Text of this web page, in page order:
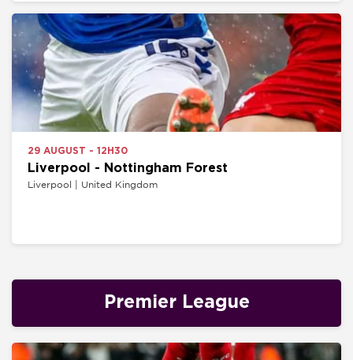
29 AUGUST - 12H30
Liverpool - Nottingham Forest
Liverpool | United Kingdom
Premier League